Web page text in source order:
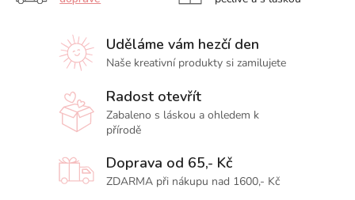
Uděláme vám hezčí den
Naše kreativní produkty si zamilujete
Radost otevřít
Zabaleno s láskou a ohledem k
přírodě
Doprava od 65,- Kč
ZDARMA při nákupu nad 1600,- Kč